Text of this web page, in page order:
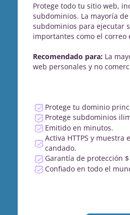
Protege todo tu sitio web,
subdominios. La mayoría
subdominios para ejecutar
importantes como el correo
Recomendado para: La
web personales y no
Protege tu dominio
Protege subdominios
Emitido en minutos.
Activa HTTPS y muestra
candado.
Garantía de protección
Confiado en todo el